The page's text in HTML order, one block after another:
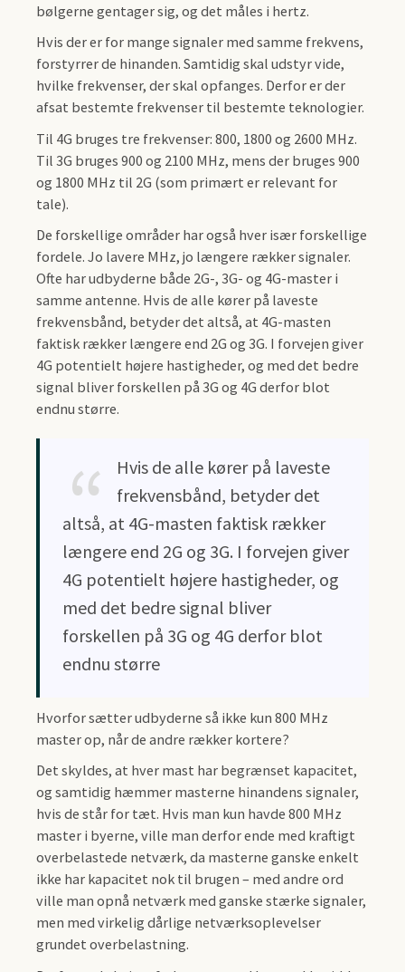
bølgerne gentager sig, og det måles i hertz.
Hvis der er for mange signaler med samme frekvens,
forstyrrer de hinanden. Samtidig skal udstyr vide,
hvilke frekvenser, der skal opfanges. Derfor er der
afsat bestemte frekvenser til bestemte teknologier.
Til 4G bruges tre frekvenser: 800, 1800 og 2600 MHz.
Til 3G bruges 900 og 2100 MHz, mens der bruges 900
og 1800 MHz til 2G (som primært er relevant for
tale).
De forskellige områder har også hver især forskellige
fordele. Jo lavere MHz, jo længere rækker signaler.
Ofte har udbyderne både 2G-, 3G- og 4G-master i
samme antenne. Hvis de alle kører på laveste
frekvensbånd, betyder det altså, at 4G-masten
faktisk rækker længere end 2G og 3G. I forvejen giver
4G potentielt højere hastigheder, og med det bedre
signal bliver forskellen på 3G og 4G derfor blot
endnu større.
Hvis de alle kører på laveste
frekvensbånd, betyder det
altså, at 4G-masten faktisk rækker
længere end 2G og 3G. I forvejen giver
4G potentielt højere hastigheder, og
med det bedre signal bliver
forskellen på 3G og 4G derfor blot
endnu større
Hvorfor sætter udbyderne så ikke kun 800 MHz
master op, når de andre rækker kortere?
Det skyldes, at hver mast har begrænset kapacitet,
og samtidig hæmmer masterne hinandens signaler,
hvis de står for tæt. Hvis man kun havde 800 MHz
master i byerne, ville man derfor ende med kraftigt
overbelastede netværk, da masterne ganske enkelt
ikke har kapacitet nok til brugen – med andre ord
ville man opnå netværk med ganske stærke signaler,
men med virkelig dårlige netværksoplevelser
grundet overbelastning.